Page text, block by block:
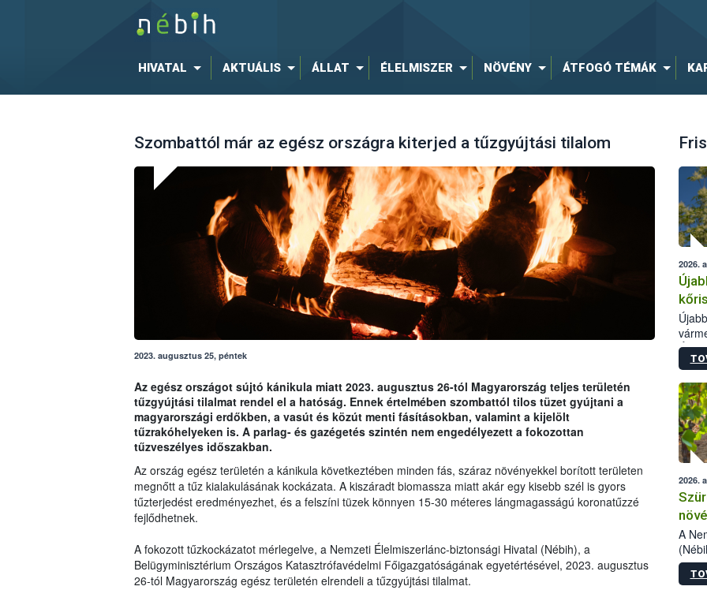
HIVATAL AKTUÁLIS ÁLLAT ÉLELMISZER NÖVÉNY ÁTFOGÓ TÉMÁK
Szombattól már az egész országra kiterjed a tűzgyújtási tilalom
2023. augusztus 25, péntek
Az egész országot sújtó kánikula miatt 2023. augusztus 26-tól Magyarország teljes területén
tűzgyújtási tilalmat rendel el a hatóság. Ennek értelmében szombattól tilos tüzet gyújtani a
magyarországi erdőkben, a vasút és közút menti fásításokban, valamint a kijelölt
tűzrakóhelyeken is. A parlag- és gazégetés szintén nem engedélyezett a fokozottan
tűzveszélyes időszakban.
Az ország egész területén a kánikula következtében minden fás, száraz növényekkel borított területen
megnőtt a tűz kialakulásának kockázata. A kiszáradt biomassza miatt akár egy kisebb szél is gyors
tűzterjedést eredményezhet, és a felszíni tüzek könnyen 15-30 méteres lángmagasságú koronatűzzé
fejlődhetnek.
A fokozott tűzkockázatot mérlegelve, a Nemzeti Élelmiszerlánc-biztonsági Hivatal (Nébih), a
Belügyminisztérium Országos Katasztrófavédelmi Főigazgatóságának egyetértésével, 2023. augusztus
26-tól Magyarország egész területén elrendeli a tűzgyújtási tilalmat.
2026.
2026.
A